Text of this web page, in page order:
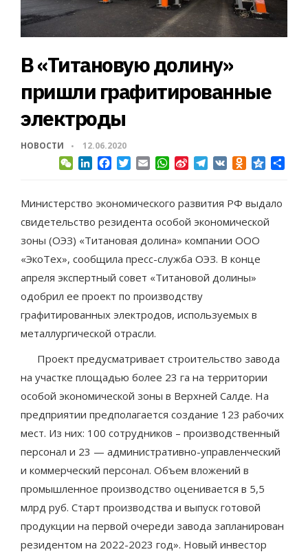
В «Титановую долину»
пришли графитированные
электроды
НОВОСТИ 12.06.2020
WeChatLinkedInFacebook
TwitterEmailWhatsApp
Sina Telegram
VK Qzone
Министерство экономического развития РФ выдало
свидетельство резидента особой экономической
зоны (ОЭЗ) «Титановая долина» компании ООО
«ЭкоТех», сообщила пресс-служба ОЭЗ. В конце
апреля экспертный совет «Титановой долины»
одобрил ее проект по производству
графитированных электродов, используемых в
металлургической отрасли.
Проект предусматривает строительство завода
на участке площадью более 23 га на территории
особой экономической зоны в Верхней Салде. На
предприятии предполагается создание 123 рабочих
мест. Из них: 100 сотрудников – производственный
персонал и 23 — административно-управленческий
и коммерческий персонал. Объем вложений в
промышленное производство оценивается в 5,5
млрд руб. Старт производства и выпуск готовой
продукции на первой очереди завода запланирован
резидентом на 2022-2023 год». Новый инвестор